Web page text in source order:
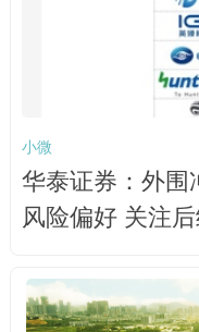
小微
华泰证券：外围
风险偏好 关注